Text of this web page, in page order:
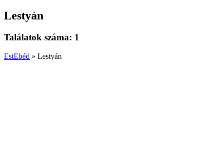
Lestyán
Találatok száma: 1
EstEbéd » Lestyán